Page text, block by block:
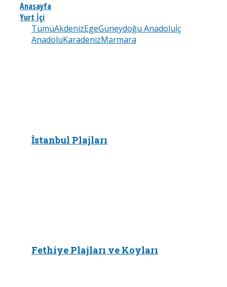
Anasayfa
Yurt İçi
TümüAkdenizEgeGüneydoğu Anadoluİç
AnadoluKaradenizMarmara
İstanbul Plajları
Fethiye Plajları ve Koyları